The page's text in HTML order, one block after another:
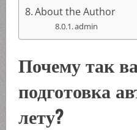
About the Author
admin
Почему так
подготовка
лету?